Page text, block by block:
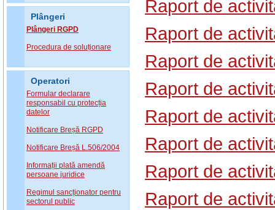
Plângeri
Plângeri RGPD
Procedura de soluționare
Operatori
Formular declarare
responsabil cu protecția
datelor
Notificare Breșă RGPD
Notificare Breșă L.506/2004
Informații plată amendă
persoane juridice
Regimul sancționator pentru
sectorul public
Raport de
Raport de
Raport de
Raport de
Raport de
Raport de
Raport de
Raport de